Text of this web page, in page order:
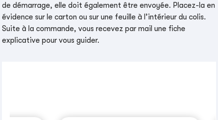
de démarrage, elle doit également être envoyée. Placez-la en
évidence sur le carton ou sur une feuille à l’intérieur du colis.
Suite à la commande, vous recevez par mail une fiche
explicative pour vous guider.